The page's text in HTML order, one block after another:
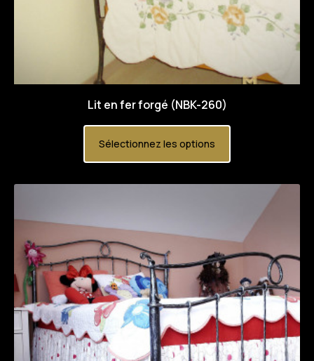
Lit en fer forgé (NBK-260)
Sélectionnez les options